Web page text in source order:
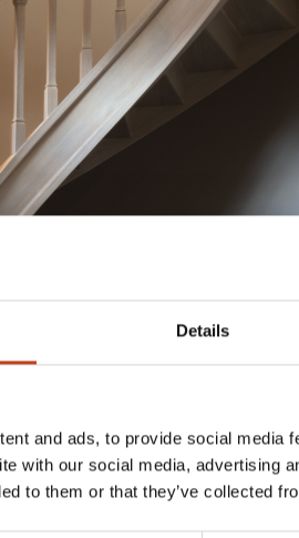
Details
and ads, to provide social media
with our social media, advertising
to them or that they’ve collected